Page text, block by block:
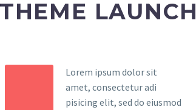
LAUNCH
Lorem ipsum dolor sit
amet, consectetur adi
pisicing elit, sed do eiusmod